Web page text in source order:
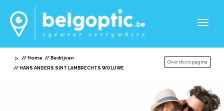
Home
Bedrijven
HANS ANDERS SINT LAMBRECHTS WOLUWE
Over deze pagina